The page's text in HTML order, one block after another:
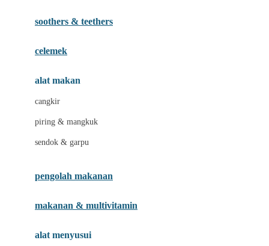
I
Inlacta DHA
Ivenet
Joolz
soothers & teethers
celemek
alat makan
cangkir
piring & mangkuk
sendok & garpu
pengolah makanan
makanan & multivitamin
alat menyusui